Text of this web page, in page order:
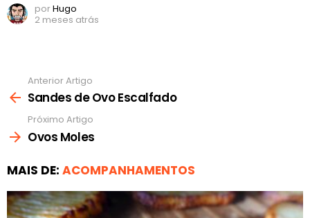
porHugo
2 meses atrás
mais
Anterior Artigo
Sandes de Ovo Escalfado
Próximo Artigo
Ovos Moles
MAIS DE: ACOMPANHAMENTOS